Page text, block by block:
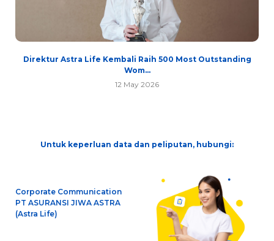
Direktur Astra Life Kembali Raih 500 Most Outstanding
Wom...
12 May 2026
Untuk keperluan data dan peliputan, hubungi:
Corporate Communication
PT ASURANSI JIWA ASTRA
(Astra Life)